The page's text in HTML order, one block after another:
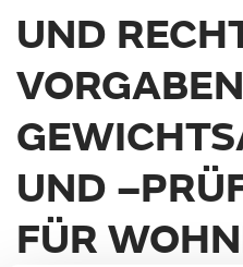
UND
UND
FÜR